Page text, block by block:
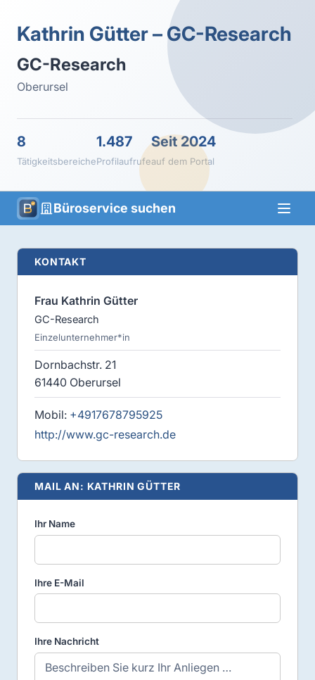
Kathrin Gütter – GC-Research
GC-Research
Oberursel
8
Tätigkeitsbereiche
1.487
Profilaufrufe
Seit 2024
auf dem Portal
Büroservice suchen
KONTAKT
Frau Kathrin Gütter
GC-Research
Einzelunternehmer*in
Dornbachstr. 21
61440 Oberursel
Mobil: +4917678795925
http://www.gc-research.de
MAIL AN: KATHRIN GÜTTER
Ihr Name
Ihre E-Mail
Ihre Nachricht